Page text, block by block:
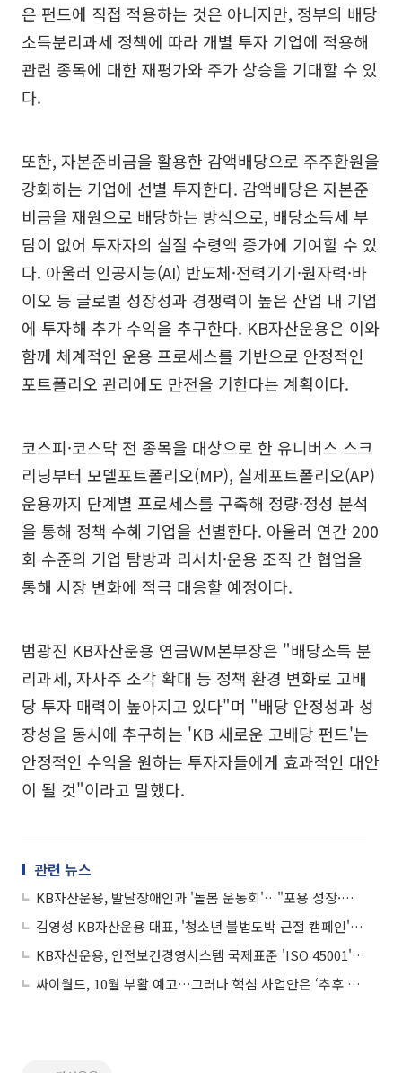
은 펀드에 직접 적용하는 것은 아니지만, 정부의 배당
소득분리과세 정책에 따라 개별 투자 기업에 적용해
관련 종목에 대한 재평가와 주가 상승을 기대할 수 있
다.
또한, 자본준비금을 활용한 감액배당으로 주주환원을
강화하는 기업에 선별 투자한다. 감액배당은 자본준
비금을 재원으로 배당하는 방식으로, 배당소득세 부
담이 없어 투자자의 실질 수령액 증가에 기여할 수 있
다. 아울러 인공지능(AI) 반도체·전력기기·원자력·바
이오 등 글로벌 성장성과 경쟁력이 높은 산업 내 기업
에 투자해 추가 수익을 추구한다. KB자산운용은 이와
함께 체계적인 운용 프로세스를 기반으로 안정적인
포트폴리오 관리에도 만전을 기한다는 계획이다.
코스피·코스닥 전 종목을 대상으로 한 유니버스 스크
리닝부터 모델포트폴리오(MP), 실제포트폴리오(AP)
운용까지 단계별 프로세스를 구축해 정량·정성 분석
을 통해 정책 수혜 기업을 선별한다. 아울러 연간 200
회 수준의 기업 탐방과 리서치·운용 조직 간 협업을
통해 시장 변화에 적극 대응할 예정이다.
범광진 KB자산운용 연금WM본부장은 "배당소득 분
리과세, 자사주 소각 확대 등 정책 환경 변화로 고배
당 투자 매력이 높아지고 있다"며 "배당 안정성과 성
장성을 동시에 추구하는 'KB 새로운 고배당 펀드'는
안정적인 수익을 원하는 투자자들에게 효과적인 대안
이 될 것"이라고 말했다.
관련 뉴스
KB자산운용, 발달장애인과 '돌봄 운동회'…"포용 성장·상생 가치 확산 앞장선다"
김영성 KB자산운용 대표, '청소년 불법도박 근절 캠페인' 동참
KB자산운용, 안전보건경영시스템 국제표준 'ISO 45001' 인증 획득
싸이월드, 10월 부활 예고…그러나 핵심 사업안은 ‘추후 공개’